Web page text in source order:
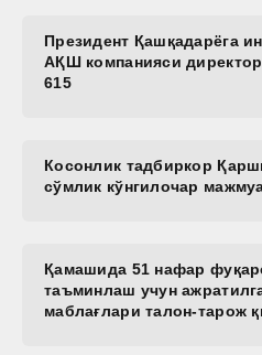
Президент Қашқадарёга
АҚШ компанияси
615
Косонлик тадбиркор
сўмлик кўнгилочар
Қамашида 51 нафар
таъминлаш учун
маблағлари талон-тарож